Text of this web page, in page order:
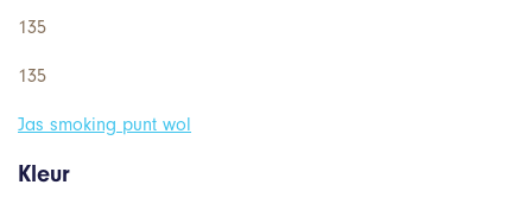
135
135
Jas smoking punt wol
Kleur